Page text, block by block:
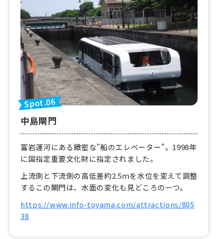
Spot.06
中島閘門
富岩運河にある緻密な”船のエレベーター”。1998年
に国指定重要文化財に指定されました。
上流側と下流側の高低差約2.5ｍを水位を変えて調整
するこの閘門は、水面の変化も見どころの一つ。
https://www.info-toyama.com/attractions/805
38